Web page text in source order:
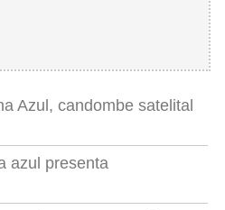
Azul, candombe satelital
azul presenta